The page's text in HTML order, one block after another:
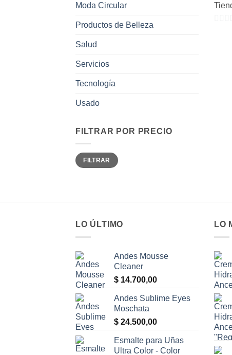
Moda Circular
Productos de Belleza
Salud
Servicios
Tecnología
Usado
FILTRAR POR PRECIO
Precio
mínimo
Precio
máximo
FILTRAR
LO ÚLTIMO
Andes Mousse
Cleaner
$ 14.700,00
Andes Sublime Eyes
Moschata
$ 24.500,00
Esmalte para Uñas
Ultra Color - Color
LO